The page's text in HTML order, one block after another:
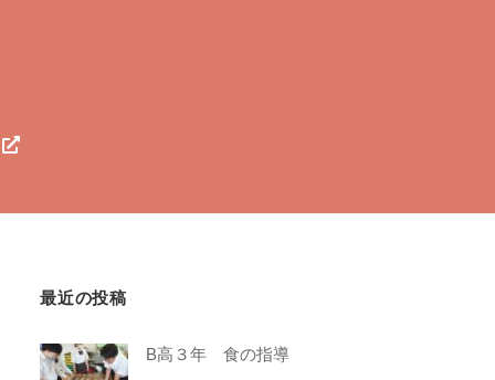
最近の投稿
B高３年 食の指導